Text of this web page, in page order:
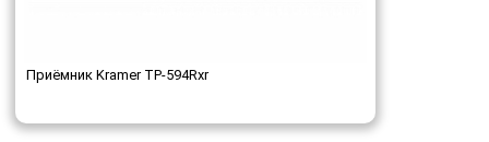
Приёмник Kramer TP-594Rxr